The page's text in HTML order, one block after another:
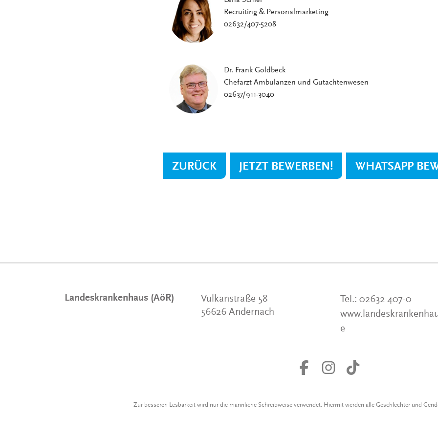
Recruiting & Personalmarketing
02632/407-5208
Dr. Frank Goldbeck
Chefarzt Ambulanzen und Gutachtenwesen
02637/911-3040
ZURÜCK JETZT BEWERBEN! WHATSAPP
Landeskrankenhaus (AöR)
Vulkanstraße 58
56626 Andernach
Tel.: 02632 407-0
e
Zur besseren Lesbarkeit wird nur die männliche Schreibweise verwendet. Hiermit werden alle Geschlechter und